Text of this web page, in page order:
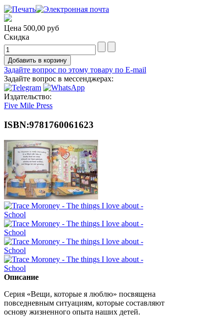
Цена 500,00 руб
Скидка
Задайте вопрос по этому товару по E-mail
Задайте вопрос в мессенджерах:
Издательство:
Five Mile Press
ISBN:9781760061623
Описание
Серия «Вещи, которые я люблю» посвящена
повседневным ситуациям, которые составляют
основу жизненного опыта наших детей.